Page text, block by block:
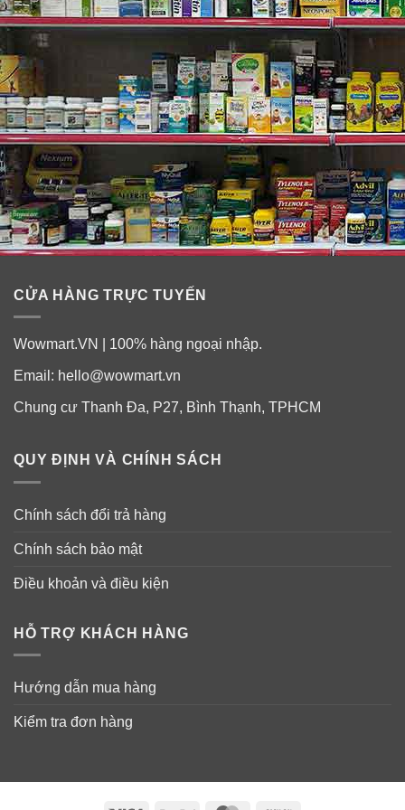
hạn chế được tình trạng xuất hiện nếp nhăn.
Cách sử dụng mask cao cấp Hàn Quốc
phục hồi độ sáng da Returning Platinum
Mask
– Làm sạch da, tẩy tế bào da chết.
CỬA HÀNG TRỰC TUYẾN
Wowmart.VN | 100% hàng ngoại nhập.
Email: hello@wowmart.vn
Chung cư Thanh Đa, P27, Bình Thạnh, TPHCM
QUY ĐỊNH VÀ CHÍNH SÁCH
Chính sách đổi trả hàng
Chính sách bảo mật
Điều khoản và điều kiện
HỖ TRỢ KHÁCH HÀNG
Hướng dẫn mua hàng
Kiểm tra đơn hàng